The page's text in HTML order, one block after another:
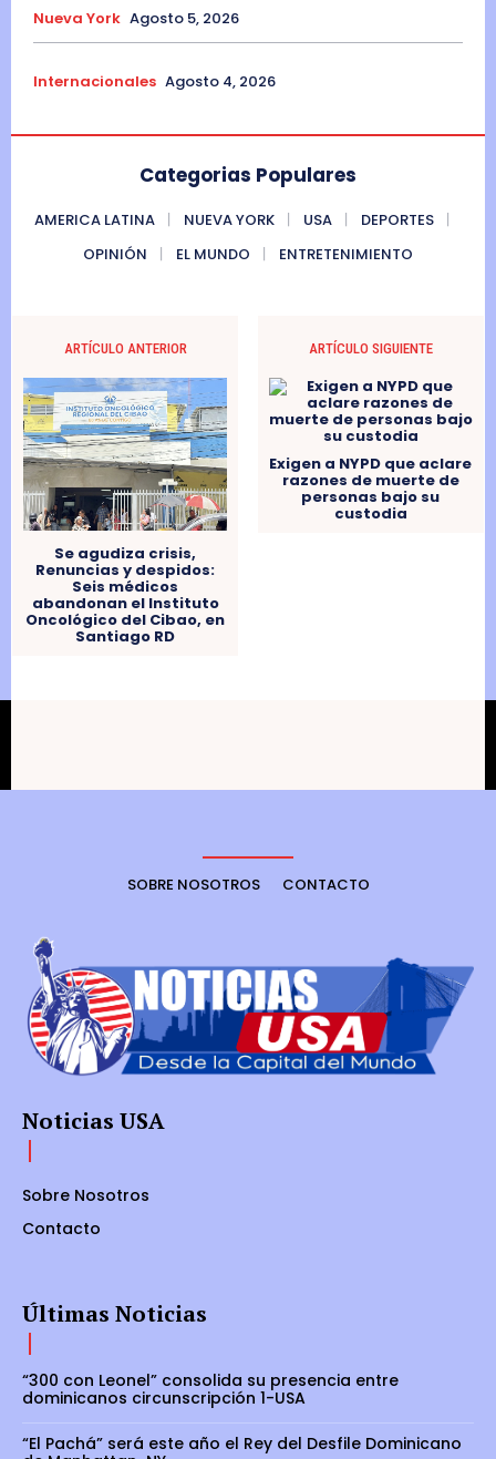
Nueva York Agosto 5, 2026
Internacionales Agosto 4, 2026
Categorias Populares
AMERICA LATINA NUEVA YORK USA
DEPORTES
OPINIÓN
EL MUNDO ENTRETENIMIENTO
ARTÍCULO ANTERIOR
Se agudiza crisis,
Renuncias y despidos:
Seis médicos
abandonan el Instituto
Oncológico del Cibao, en
Santiago RD
ARTÍCULO SIGUIENTE
Exigen a NYPD que aclare
razones de muerte de
personas bajo su
custodia
SOBRE NOSOTROS CONTACTO
Noticias USA
Sobre Nosotros
Contacto
Últimas Noticias
“300 con Leonel” consolida su presencia entre
dominicanos circunscripción 1-USA
“El Pachá” será este año el Rey del Desfile Dominicano